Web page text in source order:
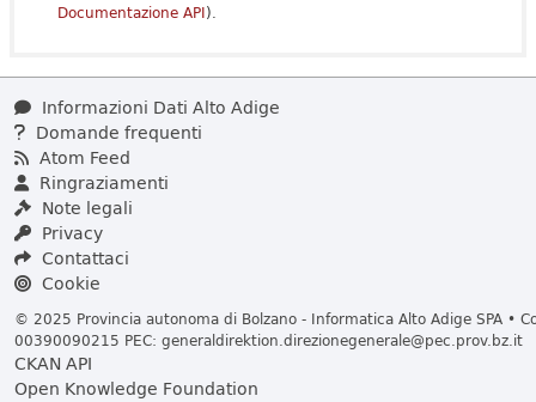
Documentazione API).
Informazioni Dati Alto Adige
Domande frequenti
Atom Feed
Ringraziamenti
Note legali
Privacy
Contattaci
Cookie
© 2025 Provincia autonoma di Bolzano - Informatica Alto Adige SPA •
00390090215 PEC: generaldirektion.direzionegenerale@pec.prov.bz.it
CKAN API
Open Knowledge Foundation